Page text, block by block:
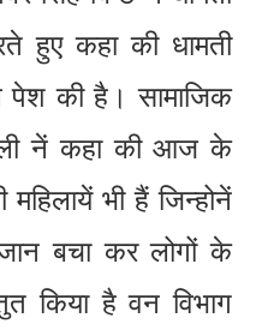
हुए कहा की धामती
पेश की है। सामाजिक
नें कहा की आज के
भी हैं जिन्होनें
बचा कर लोगों के
किया है वन विभाग